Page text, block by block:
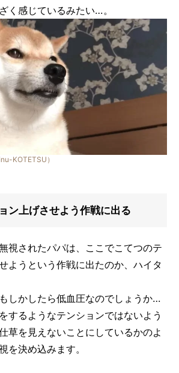
く感じているみたい…。
KOTETSU）
ン上げさせよう作戦に出る
視されたパパは、ここでこてつのテ
ようという作戦に出たのか、ハイタ
しかしたら低血圧なのでしょうか…
するようなテンションではないよう
草を見えないことにしているかのよ
を決め込みます。